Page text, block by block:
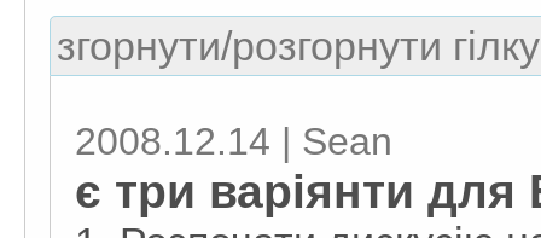
згорнути/розгорнути
2008.12.14 | Sean
є три варіянти для